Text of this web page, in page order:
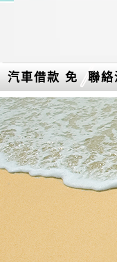
汽車借款 免
留車介紹
聯絡